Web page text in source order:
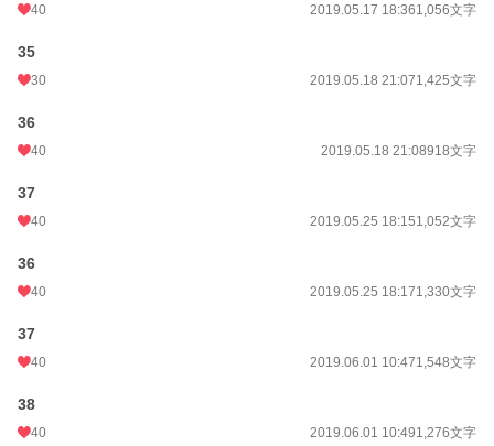
40 2019.05.17 18:361,056文字
35
30 2019.05.18 21:071,425文字
36
40 2019.05.18 21:08918文字
37
40 2019.05.25 18:151,052文字
36
40 2019.05.25 18:171,330文字
37
40 2019.06.01 10:471,548文字
38
40 2019.06.01 10:491,276文字